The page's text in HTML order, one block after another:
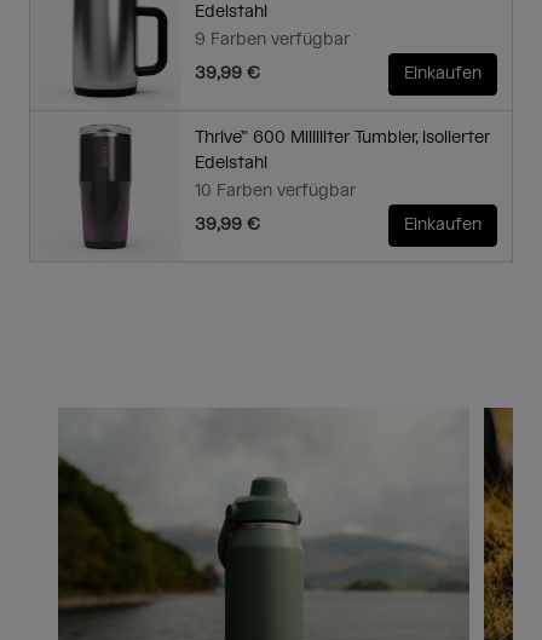
Edelstahl
9 Farben verfügbar
39,99 €
Einkaufen
Thrive™ 600 Milliliter Tumbler, isolierter
Edelstahl
10 Farben verfügbar
39,99 €
Einkaufen